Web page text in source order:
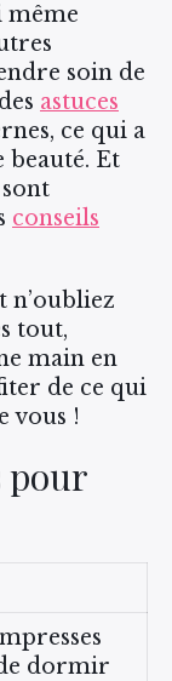
même
soin de
astuces
ce qui a
beauté. Et
conseils
n’oubliez
tout,
main en
de ce qui
vous !
pour
dormir